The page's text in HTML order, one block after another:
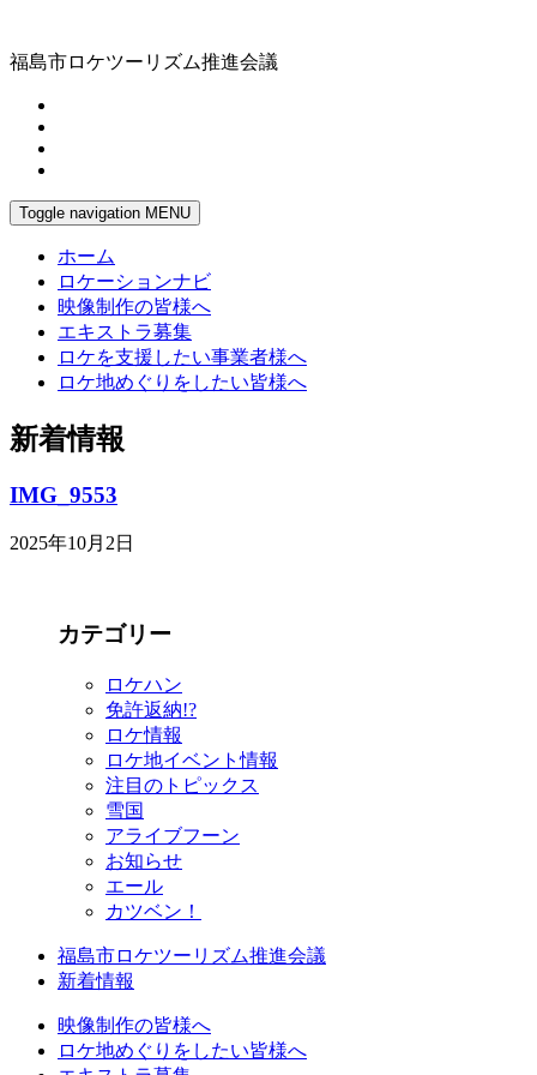
福島市ロケツーリズム推進会議
Toggle navigation MENU
ホーム
ロケーションナビ
映像制作の皆様へ
エキストラ募集
ロケを支援したい事業者様へ
ロケ地めぐりをしたい皆様へ
新着情報
IMG_9553
2025年10月2日
カテゴリー
ロケハン
免許返納!?
ロケ情報
ロケ地イベント情報
注目のトピックス
雪国
アライブフーン
お知らせ
エール
カツベン！
福島市ロケツーリズム推進会議
新着情報
映像制作の皆様へ
ロケ地めぐりをしたい皆様へ